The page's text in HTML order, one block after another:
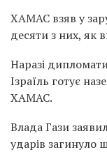
ХАМАС взяв у
десяти з них, як
Наразі
Ізраїль готує
ХАМАС.
Влада Гази
ударів загинуло